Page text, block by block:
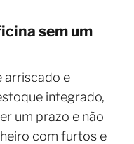
sem um
arriscado e
integrado,
um prazo e não
com furtos e